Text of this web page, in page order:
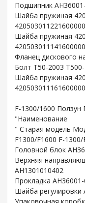
Подшипник
Шайба пружиная
420503011221600000
Шайба пружиная
420503011141600000
Фланец дискового
Болт T50-2003
Шайба пружиная
420503011161600000
F-1300/1600 Ползун
"Наименование
" Старая модель
F1300/F1600 F-1300/
Головной блок
Верхняя
AH1301010402
Прокладка
Шайба регулировки